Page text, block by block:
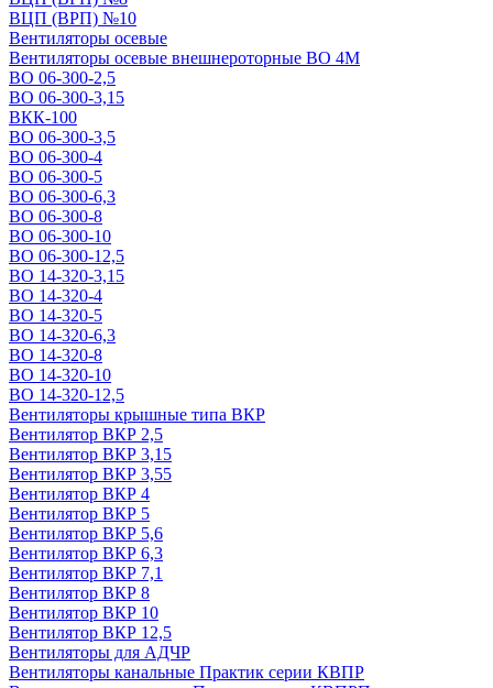
ВЦП (ВРП) №10
Вентиляторы осевые
Вентиляторы осевые внешнероторные ВО 4М
ВО 06-300-2,5
ВО 06-300-3,15
ВКК-100
ВО 06-300-3,5
ВО 06-300-4
ВО 06-300-5
ВО 06-300-6,3
ВО 06-300-8
ВО 06-300-10
ВО 06-300-12,5
ВО 14-320-3,15
ВО 14-320-4
ВО 14-320-5
ВО 14-320-6,3
ВО 14-320-8
ВО 14-320-10
ВО 14-320-12,5
Вентиляторы крышные типа ВКР
Вентилятор ВКР 2,5
Вентилятор ВКР 3,15
Вентилятор ВКР 3,55
Вентилятор ВКР 4
Вентилятор ВКР 5
Вентилятор ВКР 5,6
Вентилятор ВКР 6,3
Вентилятор ВКР 7,1
Вентилятор ВКР 8
Вентилятор ВКР 10
Вентилятор ВКР 12,5
Вентиляторы для АДЧР
Вентиляторы канальные Практик серии КВПР